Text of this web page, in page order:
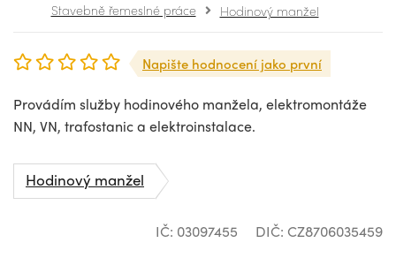
Stavebně řemeslné práce
Hodinový manžel
Napište hodnocení jako první
Provádím služby hodinového manžela, elektromontáže
NN, VN, trafostanic a elektroinstalace.
Hodinový manžel
IČ: 03097455 DIČ: CZ8706035459